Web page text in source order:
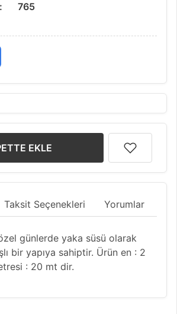
765
EKLE
Taksit Seçenekleri Yorumlar
günlerde yaka süsü olarak
bir yapıya sahiptir. Ürün en : 2
: 20 mt dir.